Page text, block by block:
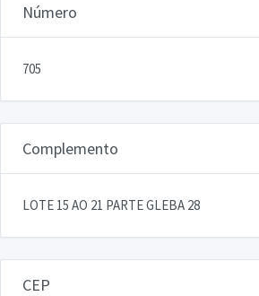
Número
705
Complemento
LOTE 15 AO 21 PARTE GLEBA 28
CEP